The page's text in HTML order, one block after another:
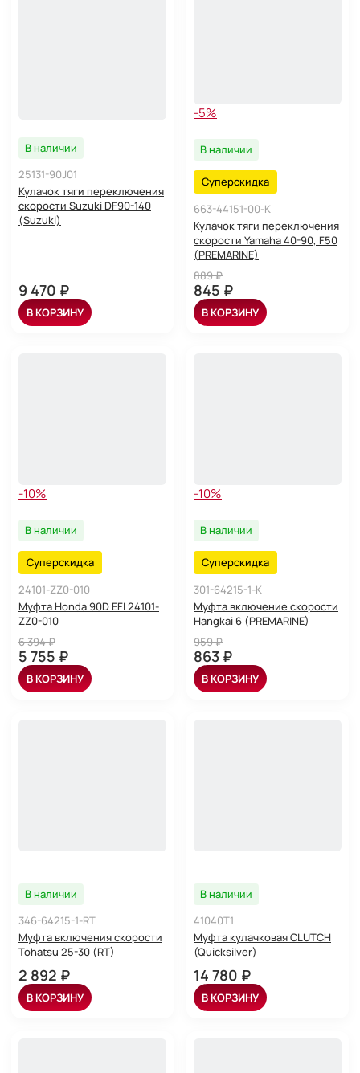
В наличии
25131-90J01
Кулачок тяги переключения
скорости Suzuki DF90-140
(Suzuki)
9 470 ₽
В КОРЗИНУ
-5%
В наличии
Суперскидка
663-44151-00-K
Кулачок тяги переключения
скорости Yamaha 40-90, F50
(PREMARINE)
889 ₽
845 ₽
В КОРЗИНУ
-10%
В наличии
Суперскидка
24101-ZZ0-010
Муфта Honda 90D EFI 24101-
ZZ0-010
6 394 ₽
5 755 ₽
В КОРЗИНУ
-10%
В наличии
Суперскидка
301-64215-1-K
Муфта включение скорости
Hangkai 6 (PREMARINE)
959 ₽
863 ₽
В КОРЗИНУ
В наличии
346-64215-1-RT
Муфта включения скорости
Tohatsu 25-30 (RT)
2 892 ₽
В КОРЗИНУ
В наличии
41040T1
Муфта кулачковая CLUTCH
(Quicksilver)
14 780 ₽
В КОРЗИНУ